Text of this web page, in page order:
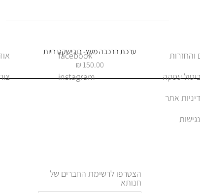
תצוגה מהירה
ערכת הרכבה מעץ- בובישקט חיות
מחיר
facebook
instagram
עסקה
אתר
הצטרפו לרשימת החברים של
חנותא